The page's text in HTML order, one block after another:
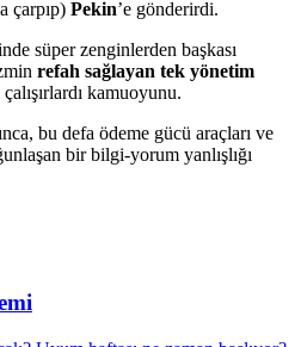
çarpıp) Pekin’e gönderirdi.
süper zenginlerden başkası
refah sağlayan tek yönetim
kamuoyunu.
bu defa ödeme gücü araçları ve
bir bilgi-yorum yanlışlığı